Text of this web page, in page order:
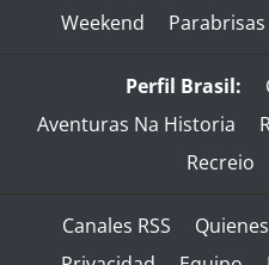
Weekend
Parabrisas
Perfil Brasil:
Aventuras Na Historia
Recreio
Canales RSS